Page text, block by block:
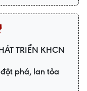
TRIỂN KHCN
phá, lan tỏa